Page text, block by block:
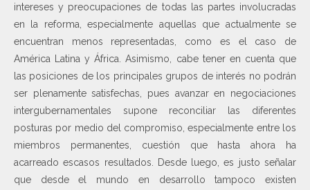
intereses y preocupaciones de todas las partes involucradas
en la reforma, especialmente aquellas que actualmente se
encuentran menos representadas, como es el caso de
América Latina y África. Asimismo, cabe tener en cuenta que
las posiciones de los principales grupos de interés no podrán
ser plenamente satisfechas, pues avanzar en negociaciones
intergubernamentales supone reconciliar las diferentes
posturas por medio del compromiso, especialmente entre los
miembros permanentes, cuestión que hasta ahora ha
acarreado escasos resultados. Desde luego, es justo señalar
que desde el mundo en desarrollo tampoco existen